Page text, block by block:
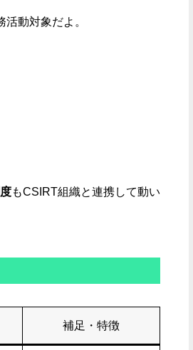
活動対象だよ。
もCSIRT組織と連携して動い
補足・特徴